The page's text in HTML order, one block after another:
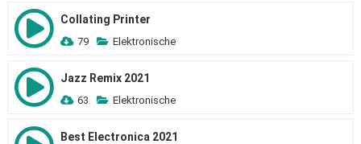
Collating Printer
79 Elektronische
Jazz Remix 2021
63 Elektronische
Best Electronica 2021